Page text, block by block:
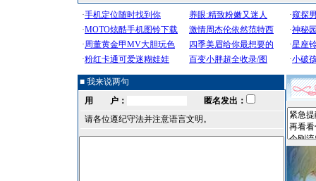
■ 我来说两句
用 户：
匿名发出：
请各位遵纪守法并注意语言文明。